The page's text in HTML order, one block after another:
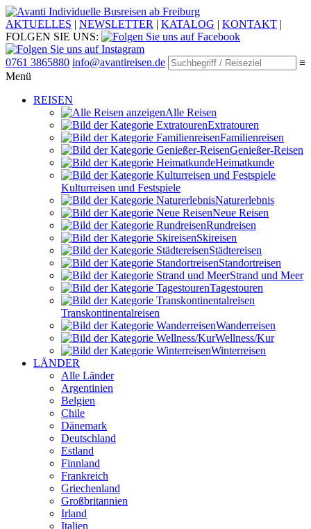
Individuelle Busreisen ab Freiburg
AKTUELLES | NEWSLETTER | KATALOG | KONTAKT |
FOLGEN SIE UNS:
0761 3865880 info@avantireisen.de
≡
Menü
REISEN
Alle Reisen
Extratouren
Familien­reisen
Genießer-Reisen
Heimatkunde
Kultur­reisen und Festspiele
Naturerlebnis
Neue Reisen
Rund­reisen
Ski­reisen
Städte­reisen
Standort­reisen
Strand und Meer
Tagestouren
Transkontinental­reisen
Wander­reisen
Wellness/Kur
Winter­reisen
LÄNDER
Alle Länder
Argentinien
Belgien
Chile
Dänemark
Deutschland
Estland
Finnland
Frankreich
Griechenland
Großbritannien
Irland
Italien